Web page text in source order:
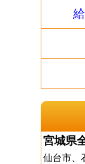
宮城県
仙台市、